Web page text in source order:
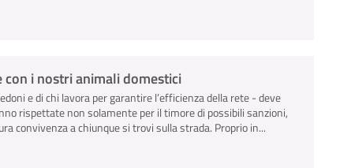
con i nostri animali domestici
e di chi lavora per garantire l’efficienza della rete - deve
rispettate non solamente per il timore di possibili sanzioni,
convivenza a chiunque si trovi sulla strada. Proprio in...